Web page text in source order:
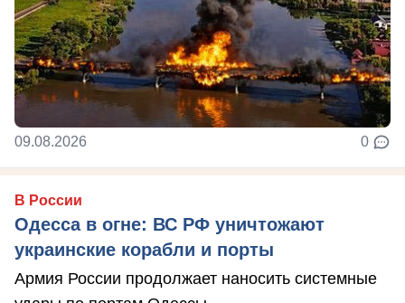
09.08.2026 0
В России
Одесса в огне: ВС РФ уничтожают
украинские корабли и порты
Армия России продолжает наносить системные